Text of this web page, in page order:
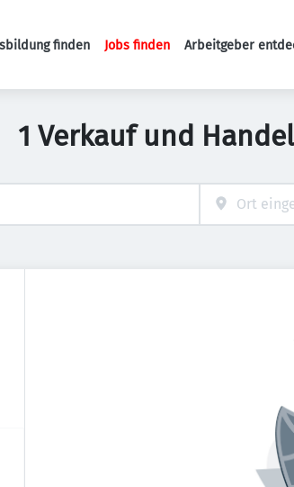
Haupt-
finden Jobs finden Arbeitgeber
1 Verkauf und